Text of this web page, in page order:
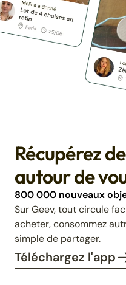
Récupérez
autour de
800 000 nouveaux
Sur Geev, tout circule
acheter, consommez
simple de partager.
Téléchargez l'app